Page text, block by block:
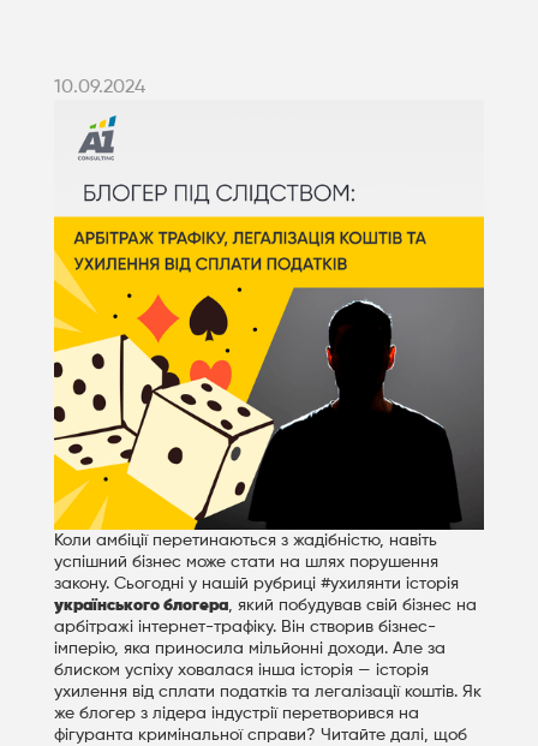
10.09.2024
Коли амбіції перетинаються з жадібністю, навіть
успішний бізнес може стати на шлях порушення
закону. Сьогодні у нашій рубриці #ухилянти історія
українського блогера, який побудував свій бізнес на
арбітражі інтернет-трафіку. Він створив бізнес-
імперію, яка приносила мільйонні доходи. Але за
блиском успіху ховалася інша історія — історія
ухилення від сплати податків та легалізації коштів. Як
же блогер з лідера індустрії перетворився на
фігуранта кримінальної справи? Читайте далі, щоб